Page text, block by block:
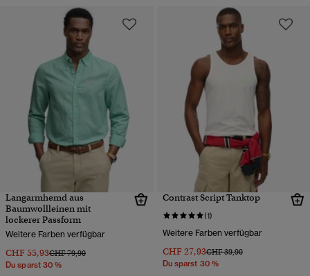
Langarmhemd aus
Baumwollleinen mit
lockerer Passform
Weitere Farben verfügbar
CHF 55,93Preis wurde reduziert von
CHF 79,90bis
Du sparst 30 %
Contrast Script Tanktop
(1)
Weitere Farben verfügbar
CHF 27,93Preis wurde reduziert von
CHF 39,90bis
Du sparst 30 %